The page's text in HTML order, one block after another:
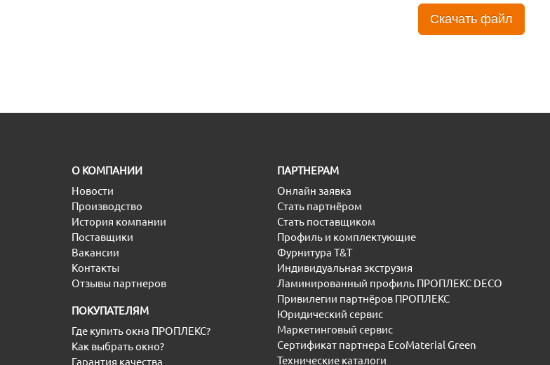
Скачать файл
O КОМПАНИИ
Новости
Производство
История компании
Поставщики
Вакансии
Контакты
Отзывы партнеров
ПОКУПАТЕЛЯМ
Где купить окна ПРОПЛЕКС?
Как выбрать окно?
Гарантия качества
ПАРТНЕРАМ
Онлайн заявка
Стать партнёром
Стать поставщиком
Профиль и комплектующие
Фурнитура T&T
Индивидуальная экструзия
Ламинированный профиль ПРОПЛЕКС DECO
Привилегии партнёров ПРОПЛЕКС
Юридический сервис
Маркетинговый сервис
Сертификат партнера EcoMaterial Green
Технические каталоги